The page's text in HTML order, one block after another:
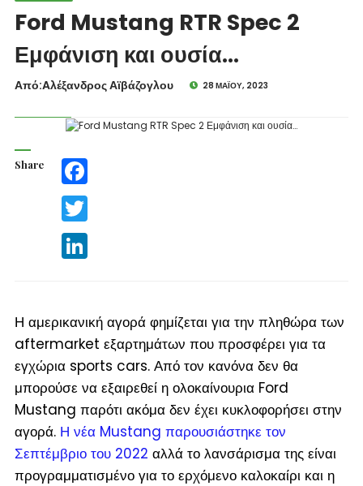
Ford Mustang RTR Spec 2
Εμφάνιση και ουσία…
Από:Aλέξανδρος Αϊβάζογλου 28 ΜΑΪ́ΟΥ, 2023
Share Facebook
Twitter
LinkedIn
Η αμερικανική αγορά φημίζεται για την πληθώρα των
aftermarket εξαρτημάτων που προσφέρει για τα
εγχώρια sports cars. Από τον κανόνα δεν θα
μπορούσε να εξαιρεθεί η ολοκαίνουρια Ford
Mustang παρότι ακόμα δεν έχει κυκλοφορήσει στην
αγορά. Η νέα Mustang παρουσιάστηκε τον
Σεπτέμβριο του 2022 αλλά το λανσάρισμα της είναι
προγραμματισμένο για το ερχόμενο καλοκαίρι και η